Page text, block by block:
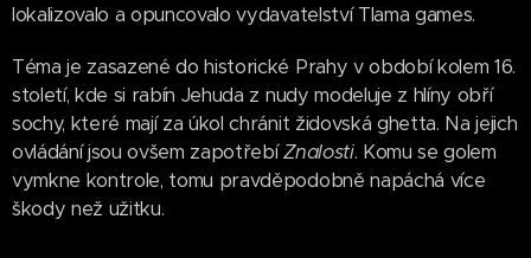
lokalizovalo a opuncovalo vydavatelství Tlama games.
Téma je zasazené do historické Prahy v období kolem 16.
století, kde si rabín Jehuda z nudy modeluje z hlíny obří
sochy, které mají za úkol chránit židovská ghetta. Na jejich
ovládání jsou ovšem zapotřebíZnalosti. Komu se golem
vymkne kontrole, tomu pravděpodobně napáchá více
škody než užitku.